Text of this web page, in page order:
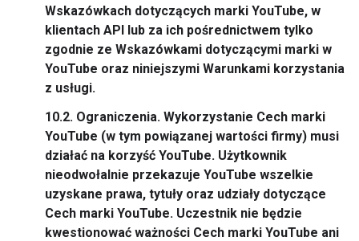
Wskazówkach dotyczących marki YouTube, w
klientach API lub za ich pośrednictwem tylko
zgodnie ze Wskazówkami dotyczącymi marki w
YouTube oraz niniejszymi Warunkami korzystania
z usługi.
10.2. Ograniczenia. Wykorzystanie Cech marki
YouTube (w tym powiązanej wartości firmy) musi
działać na korzyść YouTube. Użytkownik
nieodwołalnie przekazuje YouTube wszelkie
uzyskane prawa, tytuły oraz udziały dotyczące
Cech marki YouTube. Uczestnik nie będzie
kwestionować ważności Cech marki YouTube ani